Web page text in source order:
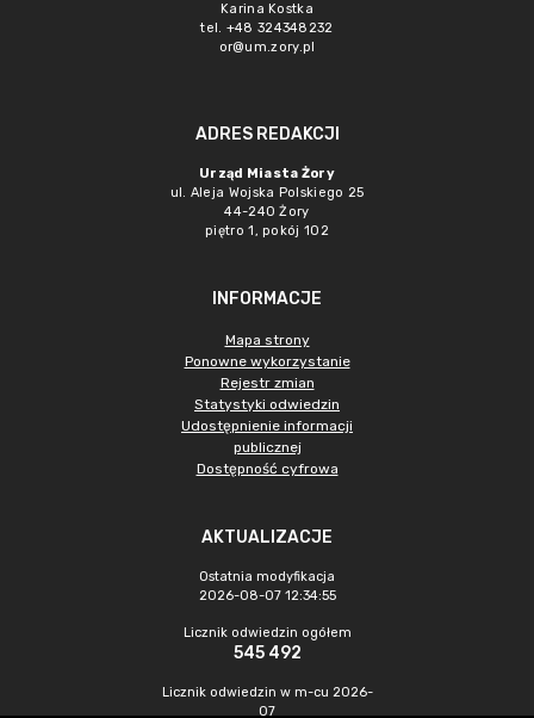
Karina Kostka
tel. +48 324348232
or@um.zory.pl
ADRES REDAKCJI
Urząd Miasta Żory
ul. Aleja Wojska Polskiego 25
44-240 Żory
piętro 1, pokój 102
INFORMACJE
Mapa strony
Ponowne wykorzystanie
Rejestr zmian
Statystyki odwiedzin
Udostępnienie informacji
publicznej
Dostępność cyfrowa
AKTUALIZACJE
Ostatnia modyfikacja
2026-08-07 12:34:55
Licznik odwiedzin ogółem
545 492
Licznik odwiedzin w m-cu 2026-
07